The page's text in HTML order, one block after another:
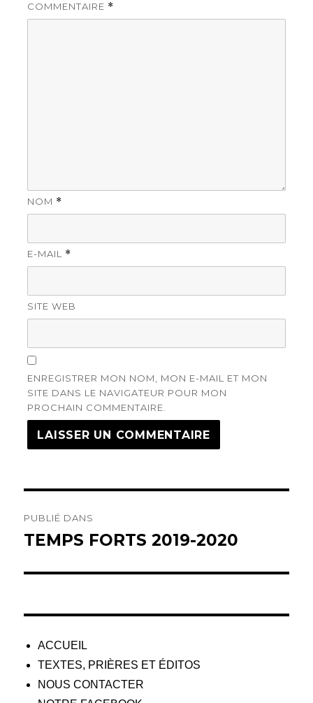
COMMENTAIRE *
NOM *
E-MAIL *
SITE WEB
ENREGISTRER MON NOM, MON E-MAIL ET MON
SITE DANS LE NAVIGATEUR POUR MON
PROCHAIN COMMENTAIRE.
de
PUBLIÉ DANS
TEMPS FORTS 2019-2020
ACCUEIL
TEXTES, PRIÈRES ET ÉDITOS
NOUS CONTACTER